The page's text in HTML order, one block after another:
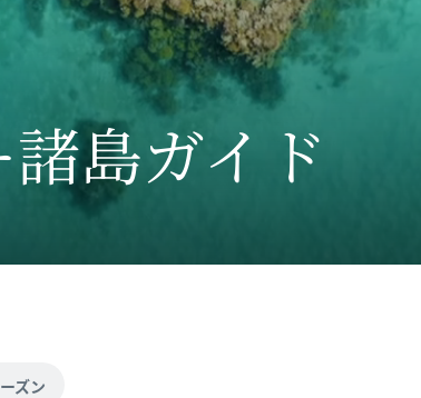
島ガイド
ズン